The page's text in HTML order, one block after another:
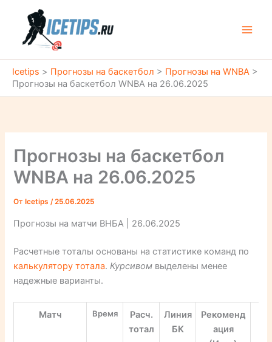
содержимому
Icetips > Прогнозы на баскетбол > Прогнозы на WNBA >
Прогнозы на баскетбол WNBA на 26.06.2025
Прогнозы на баскетбол
WNBA на 26.06.2025
От Icetips/25.06.2025
Прогнозы на матчи ВНБА | 26.06.2025
Расчетные тоталы основаны на статистике команд по
калькулятору тотала.Курсивом выделены менее
надежные варианты.
Матч Время
Расч.
тотал
Линия
БК
Рекоменд
ация